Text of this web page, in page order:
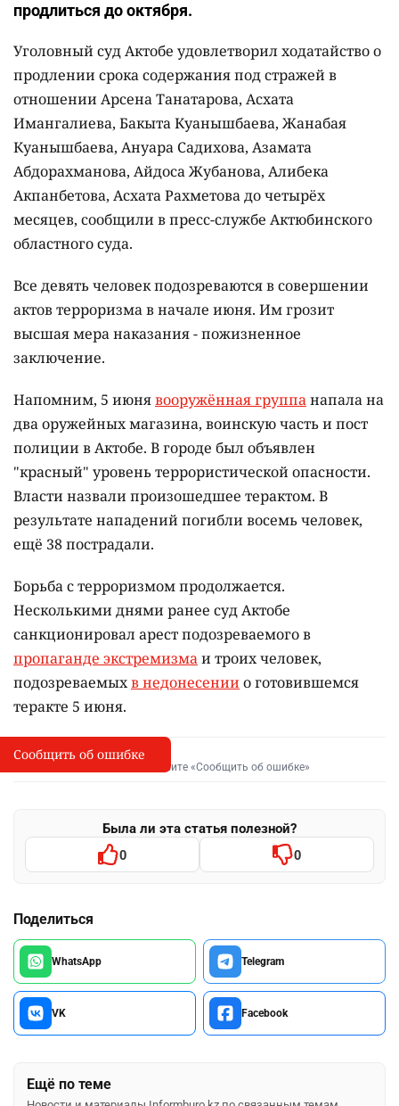
продлиться до октября.
Уголовный суд Актобе удовлетворил ходатайство о
продлении срока содержания под стражей в
отношении Арсена Танатарова, Асхата
Имангалиева, Бакыта Куанышбаева, Жанабая
Куанышбаева, Ануара Садихова, Азамата
Абдорахманова, Айдоса Жубанова, Алибека
Акпанбетова, Асхата Рахметова до четырёх
месяцев, сообщили в пресс-службе Актюбинского
областного суда.
Все девять человек подозреваются в совершении
актов терроризма в начале июня. Им грозит
высшая мера наказания - пожизненное
заключение.
Напомним, 5 июнявооружённая группанапала на
два оружейных магазина, воинскую часть и пост
полиции в Актобе. В городе был объявлен
"красный" уровень террористической опасности.
Власти назвали произошедшее терактом. В
результате нападений погибли восемь человек,
ещё 38 пострадали.
Борьба с терроризмом продолжается.
Несколькими днями ранее суд Актобе
санкционировал арест подозреваемого в
пропаганде экстремизмаи троих человек,
подозреваемыхв недонесениио готовившемся
теракте 5 июня.
I
Сообщить об опечатке
Выделите фрагмент и нажмите «Сообщить об ошибке»
Была ли эта статья полезной?
0 0
Поделиться
WhatsApp Telegram
VK Facebook
Ещё по теме
Сообщить об ошибке